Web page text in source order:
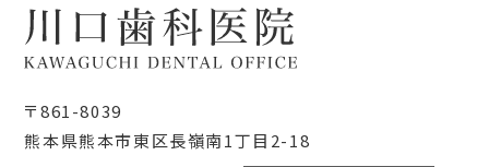
〒861-8039
熊本県熊本市東区長嶺南1丁目2-18